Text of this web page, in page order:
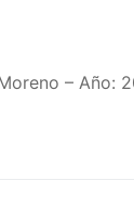
– Año: